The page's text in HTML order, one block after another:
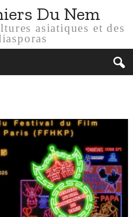
Du Nem
asiatiques et des